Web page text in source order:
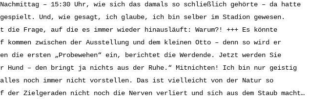
Nachmittag – 15:30 Uhr, wie sich das damals so schließlich gehörte – da hatte
Und, wie gesagt, ich glaube, ich bin selber im Stadion gewesen.
die Frage, auf die es immer wieder hinausläuft: Warum?! +++ Es könnte
zwischen der Ausstellung und dem kleinen Otto – denn so wird er
die ersten „Probewehen“ ein, berichtet die Werdende. Jetzt werden Sie
Hund – den bringt ja nichts aus der Ruhe.“ Mitnichten! Ich bin nur geistig
noch immer nicht vorstellen. Das ist vielleicht von der Natur so
der Zielgeraden nicht noch die Nerven verliert und sich aus dem Staub macht…